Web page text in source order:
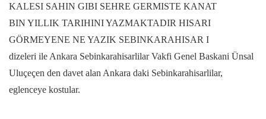
KALESI SAHIN GIBI SEHRE GERMISTE KANAT
BIN YILLIK TARIHINI YAZMAKTADIR HISARI
GÖRMEYENE NE YAZIK SEBINKARAHISAR I
dizeleri ile Ankara Sebinkarahisarlilar Vakfi Genel Baskani Ünsal
Uluçeçen den davet alan Ankara daki Sebinkarahisarlilar,
eglenceye kostular.